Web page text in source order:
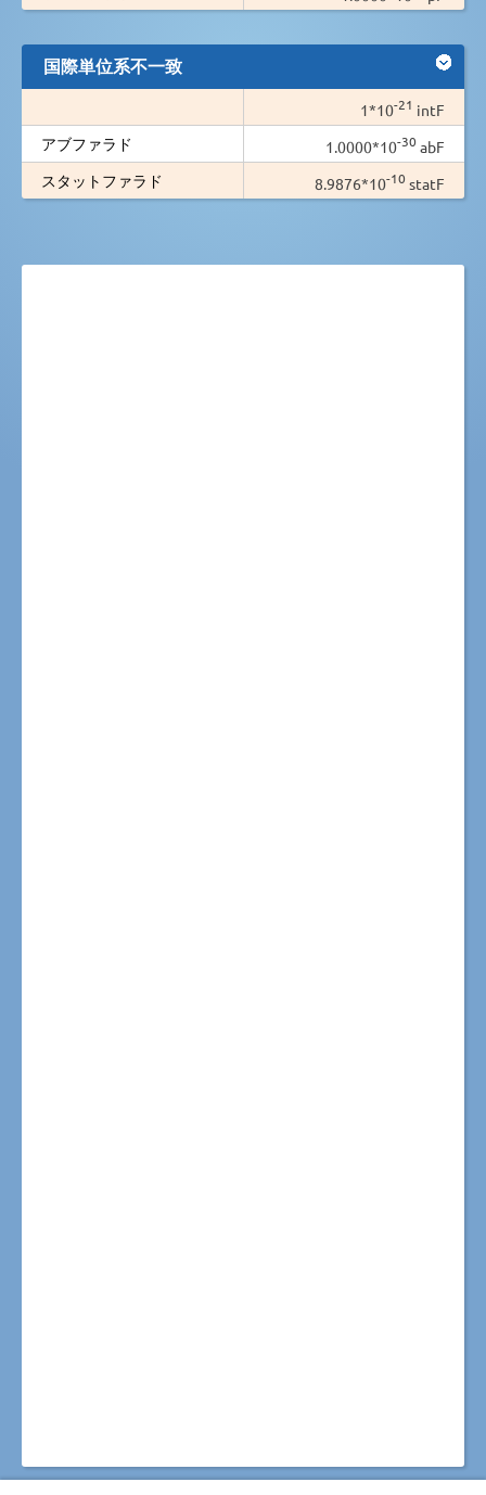
国際単位系不一致
1*10-21 intF
アブファラド
1.0000*10-30 abF
スタットファラド
8.9876*10-10 statF